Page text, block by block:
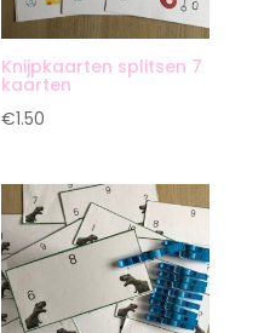
Knijpkaarten splitsen 7
kaarten
€1.50